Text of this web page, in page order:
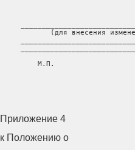
(для внесения
М.П.
Приложение 4
к Положению о